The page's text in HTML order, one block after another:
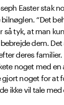
Easter stak
“Det
så tyk, at man
dem.
deres
noget med
noget for at
ikke vil tale med